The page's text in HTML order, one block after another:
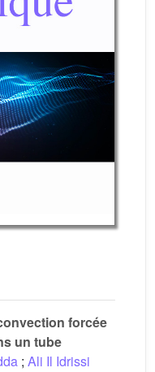
forcée
un tube
; Ali Il Idrissi